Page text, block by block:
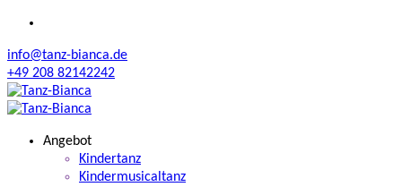
Zum
springen
info@tanz-bianca.de
+49 208 82142242
Angebot
Kindertanz
Kindermusicaltanz